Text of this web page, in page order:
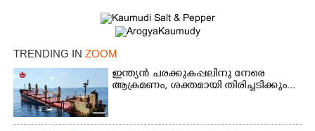
TRENDING IN ZOOM
ഇന്ത്യൻ ചരക്കുകപ്പലിനു നേരെ
ആക്രമണം, ശക്തമായി തിരിച്ചടിക്കും...